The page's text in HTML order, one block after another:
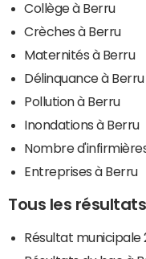
Collège à Berru
Crèches à Berru
Maternités à Berru
Délinquance à Berru
Pollution à Berru
Inondations à Berru
Nombre
Entreprises à Berru
Tous les
Résultat municipale